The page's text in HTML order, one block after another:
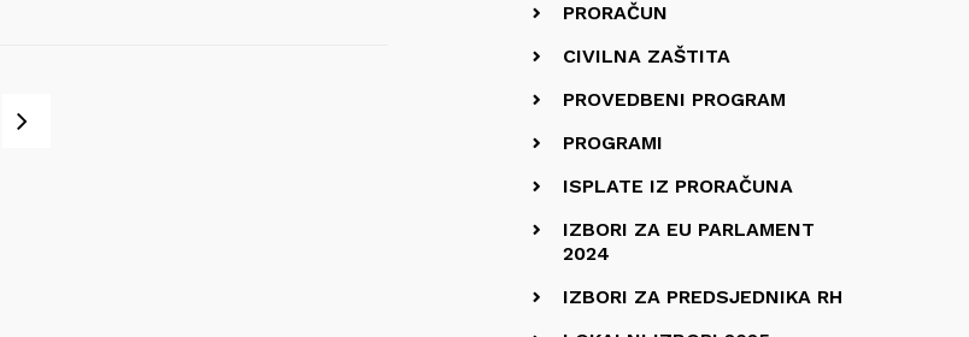
PRORAČUN
CIVILNA ZAŠTITA
PROVEDBENI PROGRAM
PROGRAMI
ISPLATE IZ PRORAČUNA
IZBORI ZA EU PARLAMENT
2024
IZBORI ZA PREDSJEDNIKA RH